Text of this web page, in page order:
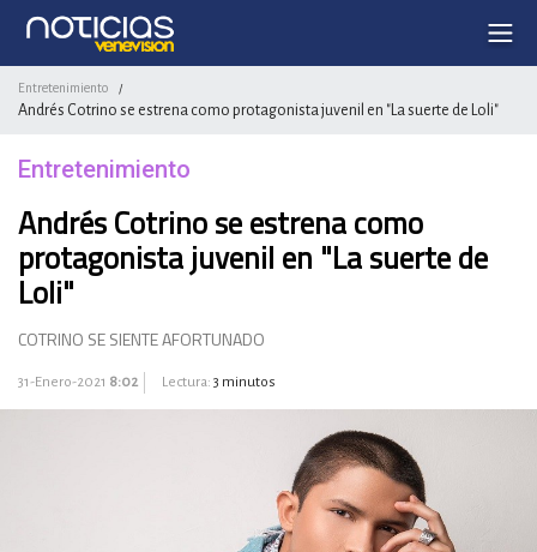
Entretenimiento /
Andrés Cotrino se estrena como protagonista juvenil en "La suerte de Loli"
Entretenimiento
Andrés Cotrino se estrena como
protagonista juvenil en "La suerte de
Loli"
COTRINO SE SIENTE AFORTUNADO
31-Enero-2021 8:02 Lectura: 3 minutos